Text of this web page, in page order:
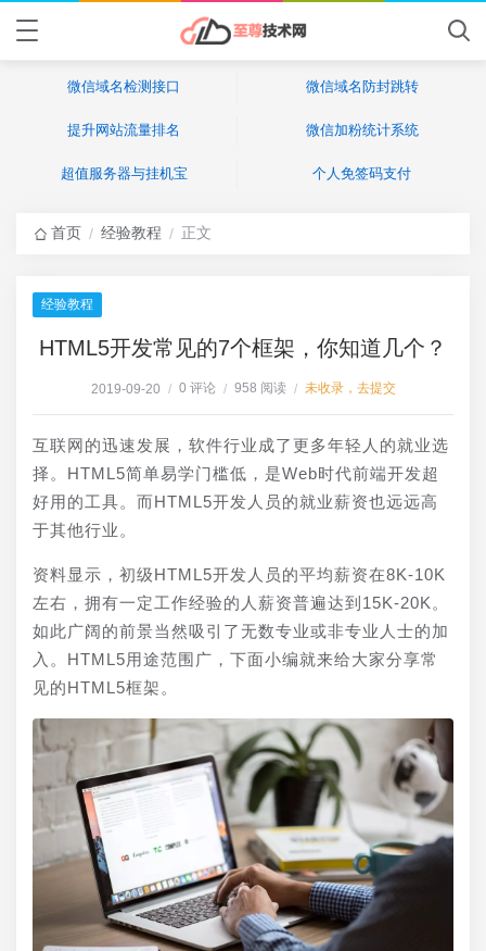
微信域名检测接口 微信域名防封跳转
提升网站流量排名 微信加粉统计系统
超值服务器与挂机宝 个人免签码支付
首页 / 经验教程 / 正文
经验教程
HTML5开发常见的7个框架，你知道几个？
2019-09-20 / 0 评论 / 958 阅读 / 未收录，去提交
互联网的迅速发展，软件行业成了更多年轻人的就业选
择。HTML5简单易学门槛低，是Web时代前端开发超
好用的工具。而HTML5开发人员的就业薪资也远远高
于其他行业。
资料显示，初级HTML5开发人员的平均薪资在8K-10K
左右，拥有一定工作经验的人薪资普遍达到15K-20K。
如此广阔的前景当然吸引了无数专业或非专业人士的加
入。HTML5用途范围广，下面小编就来给大家分享常
见的HTML5框架。